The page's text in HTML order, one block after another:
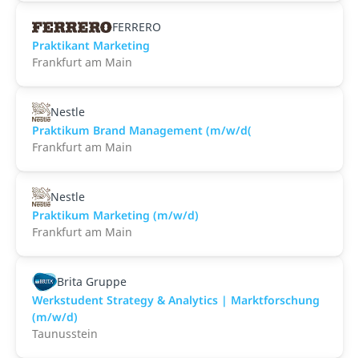
FERRERO
Praktikant Marketing
Frankfurt am Main
Nestle
Praktikum Brand Management (m/w/d(
Frankfurt am Main
Nestle
Praktikum Marketing (m/w/d)
Frankfurt am Main
Brita Gruppe
Werkstudent Strategy & Analytics | Marktforschung
(m/w/d)
Taunusstein